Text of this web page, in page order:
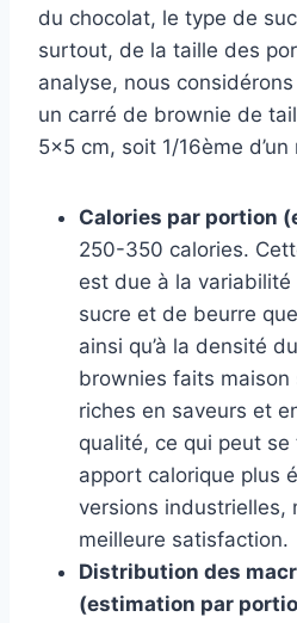
du chocolat, le type de
surtout, de la taille des
analyse, nous
un carré de brownie de
5×5 cm, soit 1/16ème
Calories par portion
250-350 calories.
est due à la
sucre et de beurre
ainsi qu’à la densité
brownies faits maison
riches en saveurs et
qualité, ce qui peut
apport calorique plus
versions industrielles,
meilleure satisfaction.
Distribution des
(estimation par